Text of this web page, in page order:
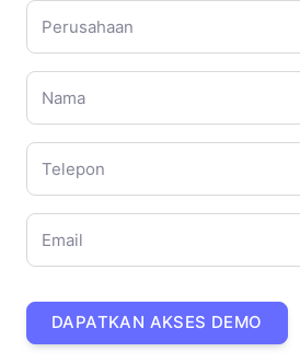
Perusahaan
Nama
Telepon
Email
DAPATKAN AKSES DEMO